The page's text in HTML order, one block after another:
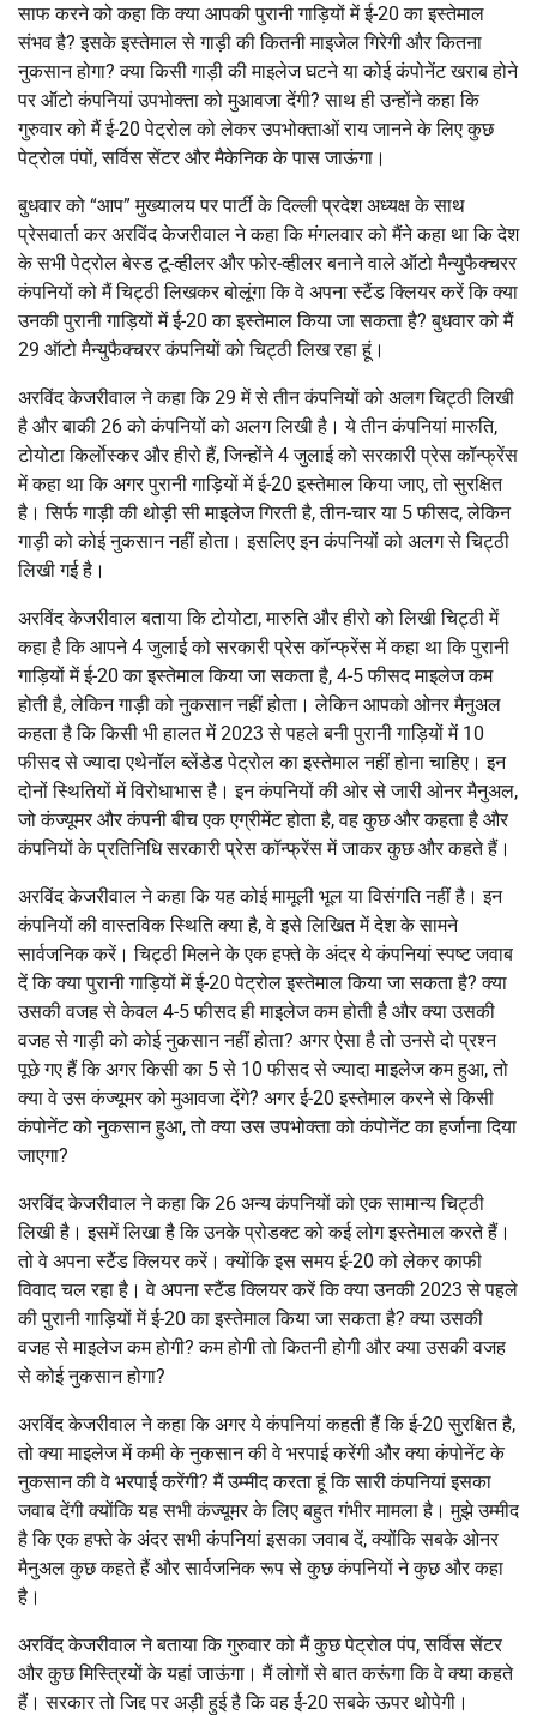
साफ करने को कहा कि क्या आपकी पुरानी गाड़ियों में ई-20 का इस्तेमाल
संभव है? इसके इस्तेमाल से गाड़ी की कितनी माइजेल गिरेगी और कितना
नुकसान होगा? क्या किसी गाड़ी की माइलेज घटने या कोई कंपोनेंट खराब होने
पर ऑटो कंपनियां उपभोक्ता को मुआवजा देंगी? साथ ही उन्होंने कहा कि
गुरुवार को मैं ई-20 पेट्रोल को लेकर उपभोक्ताओं राय जानने के लिए कुछ
पेट्रोल पंपों, सर्विस सेंटर और मैकेनिक के पास जाऊंगा।
बुधवार को “आप” मुख्यालय पर पार्टी के दिल्ली प्रदेश अध्यक्ष के साथ
प्रेसवार्ता कर अरविंद केजरीवाल ने कहा कि मंगलवार को मैंने कहा था कि देश
के सभी पेट्रोल बेस्ड टू-व्हीलर और फोर-व्हीलर बनाने वाले ऑटो मैन्युफैक्चरर
कंपनियों को मैं चिट्ठी लिखकर बोलूंगा कि वे अपना स्टैंड क्लियर करें कि क्या
उनकी पुरानी गाड़ियों में ई-20 का इस्तेमाल किया जा सकता है? बुधवार को मैं
29 ऑटो मैन्युफैक्चरर कंपनियों को चिट्ठी लिख रहा हूं।
अरविंद केजरीवाल ने कहा कि 29 में से तीन कंपनियों को अलग चिट्ठी लिखी
है और बाकी 26 को कंपनियों को अलग लिखी है। ये तीन कंपनियां मारुति,
टोयोटा किर्लाेस्कर और हीरो हैं, जिन्होंने 4 जुलाई को सरकारी प्रेस कॉन्फ्रेंस
में कहा था कि अगर पुरानी गाड़ियों में ई-20 इस्तेमाल किया जाए, तो सुरक्षित
है। सिर्फ गाड़ी की थोड़ी सी माइलेज गिरती है, तीन-चार या 5 फीसद, लेकिन
गाड़ी को कोई नुकसान नहीं होता। इसलिए इन कंपनियों को अलग से चिट्ठी
लिखी गई है।
अरविंद केजरीवाल बताया कि टोयोटा, मारुति और हीरो को लिखी चिट्ठी में
कहा है कि आपने 4 जुलाई को सरकारी प्रेस कॉन्फ्रेंस में कहा था कि पुरानी
गाड़ियों में ई-20 का इस्तेमाल किया जा सकता है, 4-5 फीसद माइलेज कम
होती है, लेकिन गाड़ी को नुकसान नहीं होता। लेकिन आपको ओनर मैनुअल
कहता है कि किसी भी हालत में 2023 से पहले बनी पुरानी गाड़ियों में 10
फीसद से ज्यादा एथेनॉल ब्लेंडेड पेट्रोल का इस्तेमाल नहीं होना चाहिए। इन
दोनों स्थितियों में विरोधाभास है। इन कंपनियों की ओर से जारी ओनर मैनुअल,
जो कंज्यूमर और कंपनी बीच एक एग्रीमेंट होता है, वह कुछ और कहता है और
कंपनियों के प्रतिनिधि सरकारी प्रेस कॉन्फ्रेंस में जाकर कुछ और कहते हैं।
अरविंद केजरीवाल ने कहा कि यह कोई मामूली भूल या विसंगति नहीं है। इन
कंपनियों की वास्तविक स्थिति क्या है, वे इसे लिखित में देश के सामने
सार्वजनिक करें। चिट्ठी मिलने के एक हफ्ते के अंदर ये कंपनियां स्पष्ट जवाब
दें कि क्या पुरानी गाड़ियों में ई-20 पेट्रोल इस्तेमाल किया जा सकता है? क्या
उसकी वजह से केवल 4-5 फीसद ही माइलेज कम होती है और क्या उसकी
वजह से गाड़ी को कोई नुकसान नहीं होता? अगर ऐसा है तो उनसे दो प्रश्न
पूछे गए हैं कि अगर किसी का 5 से 10 फीसद से ज्यादा माइलेज कम हुआ, तो
क्या वे उस कंज्यूमर को मुआवजा देंगे? अगर ई-20 इस्तेमाल करने से किसी
कंपोनेंट को नुकसान हुआ, तो क्या उस उपभोक्ता को कंपोनेंट का हर्जाना दिया
जाएगा?
अरविंद केजरीवाल ने कहा कि 26 अन्य कंपनियों को एक सामान्य चिट्ठी
लिखी है। इसमें लिखा है कि उनके प्रोडक्ट को कई लोग इस्तेमाल करते हैं।
तो वे अपना स्टैंड क्लियर करें। क्योंकि इस समय ई-20 को लेकर काफी
विवाद चल रहा है। वे अपना स्टैंड क्लियर करें कि क्या उनकी 2023 से पहले
की पुरानी गाड़ियों में ई-20 का इस्तेमाल किया जा सकता है? क्या उसकी
वजह से माइलेज कम होगी? कम होगी तो कितनी होगी और क्या उसकी वजह
से कोई नुकसान होगा?
अरविंद केजरीवाल ने कहा कि अगर ये कंपनियां कहती हैं कि ई-20 सुरक्षित है,
तो क्या माइलेज में कमी के नुकसान की वे भरपाई करेंगी और क्या कंपोनेंट के
नुकसान की वे भरपाई करेंगी? मैं उम्मीद करता हूं कि सारी कंपनियां इसका
जवाब देंगी क्योंकि यह सभी कंज्यूमर के लिए बहुत गंभीर मामला है। मुझे उम्मीद
है कि एक हफ्ते के अंदर सभी कंपनियां इसका जवाब दें, क्योंकि सबके ओनर
मैनुअल कुछ कहते हैं और सार्वजनिक रूप से कुछ कंपनियों ने कुछ और कहा
है।
अरविंद केजरीवाल ने बताया कि गुरुवार को मैं कुछ पेट्रोल पंप, सर्विस सेंटर
और कुछ मिस्त्रियों के यहां जाऊंगा। मैं लोगों से बात करूंगा कि वे क्या कहते
हैं। सरकार तो जिद्द पर अड़ी हुई है कि वह ई-20 सबके ऊपर थोपेगी।